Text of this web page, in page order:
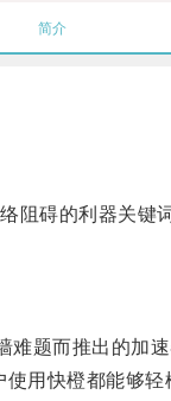
简介
碍的利器关键词
题而推出的加速
快橙都能够轻